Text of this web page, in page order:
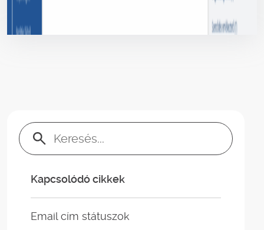
Keresés:
Kapcsolódó cikkek
Email cím státuszok